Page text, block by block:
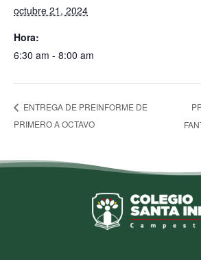
octubre 21, 2024
Hora:
6:30 am - 8:00 am
ENTREGA DE PREINFORME DE
PRIMERO A OCTAVO